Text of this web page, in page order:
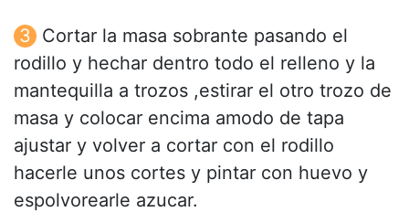
Cortar la masa sobrante pasando el
rodillo y hechar dentro todo el relleno y la
mantequilla a trozos ,estirar el otro trozo de
masa y colocar encima amodo de tapa
ajustar y volver a cortar con el rodillo
hacerle unos cortes y pintar con huevo y
espolvorearle azucar.